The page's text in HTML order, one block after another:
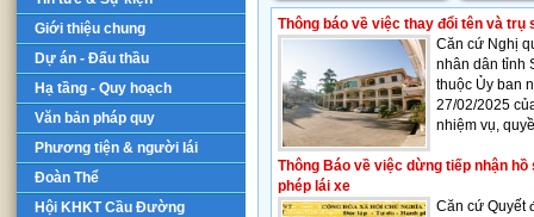
Giới thiệu chung
Dự án - Đấu thầu
Hạ tầng - Quy hoạch
Văn bản pháp quy
Phương tiện & người lái
Đoàn Thể
Hội KHKT Cầu Đường
Thông báo về việc thay đổi tên và
Căn cứ Nghị
nhân dân tỉnh
thuộc Ủy ban
27/02/2025
nhiệm vụ,
Thông Báo về việc dừng tiếp nhận
phép lái xe
Căn cứ Quyết